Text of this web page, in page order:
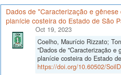
Dados de "Caracterização e
planície costeira do Estado de São
Oct 19, 2023
Coelho, Maurício Rizzato;
"Dados de "Caracterização e
planície costeira do Estado
https://doi.org/10.60502/